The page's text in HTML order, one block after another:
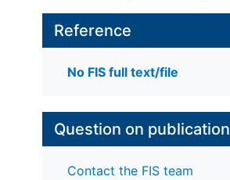
Reference
No FIS full text/file
Question on publication
Contact the FIS team